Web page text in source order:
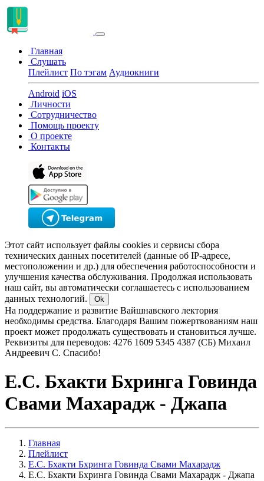
Главная
Слушать
Плейлист По тэгам Аудиокниги
Android iOS
Личности
Сотрудничество
Помощь проекту
О проекте
Контакты
Этот сайт использует файлы cookies и сервисы сбора
технических данных посетителей (данные об IP-адресе,
местоположении и др.) для обеспечения работоспособности и
улучшения качества обслуживания. Продолжая использовать
наш сайт, вы автоматически соглашаетесь с использованием
данных технологий.
Ok
На поддержание и развитие Вайшнавского лектория
необходимы средства. Благодаря Вашим пожертвованиям наш
проект может продолжать существовать и становиться лучше.
Реквизиты для переводов: 4276 1609 5345 4387 (СБ) Михаил
Андреевич С. Спасибо!
Е.С. Бхакти Бхринга Говинда
Свами Махарадж - Джапа
Главная
Плейлист
Е.С. Бхакти Бхринга Говинда Свами Махарадж
Е.С. Бхакти Бхринга Говинда Свами Махарадж - Джапа